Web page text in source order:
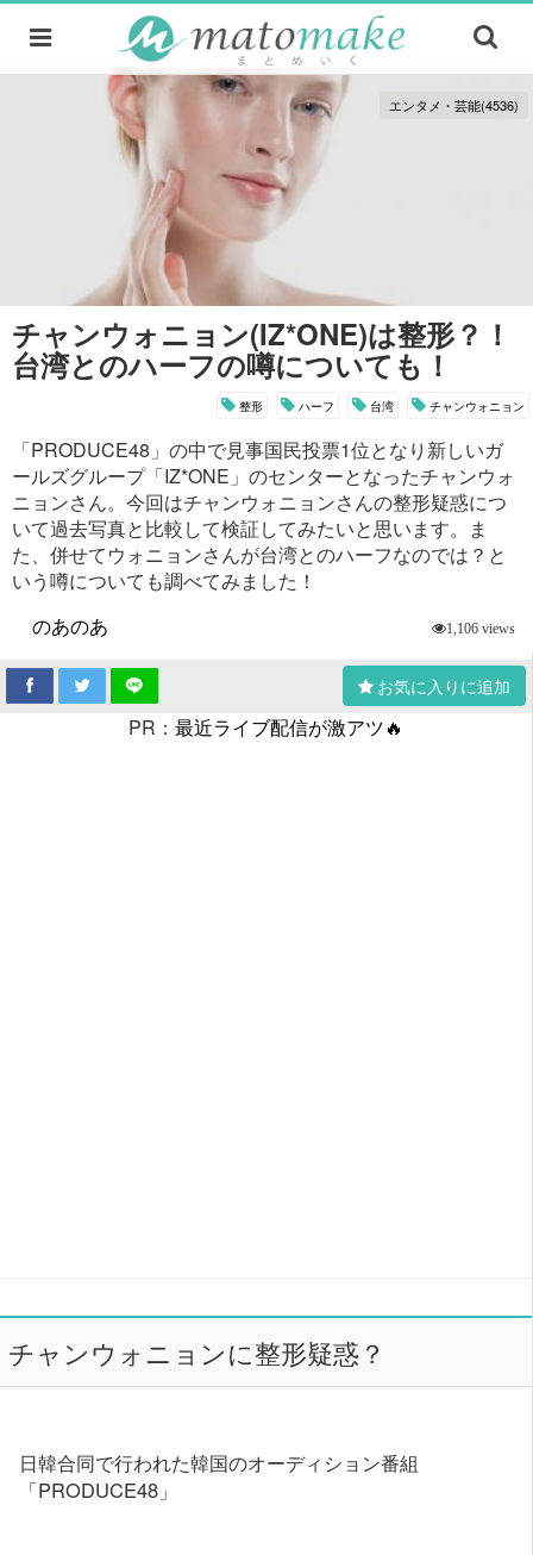
エンタメ・芸能(4536)
チャンウォニョン(IZ*ONE)は整形？！
台湾とのハーフの噂についても！
整形 ハーフ 台湾 チャンウォニョン
「PRODUCE48」の中で見事国民投票1位となり新しいガ
ールズグループ「IZ*ONE」のセンターとなったチャンウォ
ニョンさん。今回はチャンウォニョンさんの整形疑惑につ
いて過去写真と比較して検証してみたいと思います。ま
た、併せてウォニョンさんが台湾とのハーフなのでは？と
いう噂についても調べてみました！
のあのあ
1,106 views
お気に入りに追加
PR： 最近ライブ配信が激アツ🔥
チャンウォニョンに整形疑惑？
日韓合同で行われた韓国のオーディション番組
「PRODUCE48」